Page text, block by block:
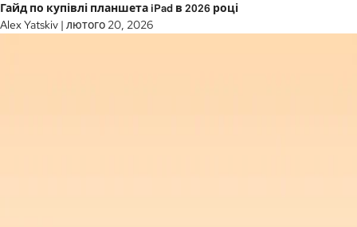
Гайд по купівлі планшета iPad в 2026 році
Alex Yatskiv | лютого 20, 2026